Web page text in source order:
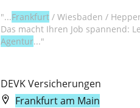
"...Frankfurt / Wiesbaden /
Agentur..."
DEVK Versicherungen
Frankfurt am Main